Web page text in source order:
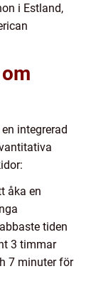
i Estland,
integrerad
åka en
tiden
3 timmar
7 minuter för